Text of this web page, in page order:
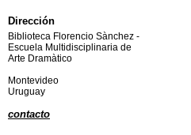
Dirección
Biblioteca Florencio Sànchez -
Escuela Multidisciplinaria de
Arte Dramàtico
Montevideo
Uruguay
contacto